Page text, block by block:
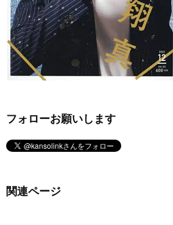
フォローお願いします
関連ページ